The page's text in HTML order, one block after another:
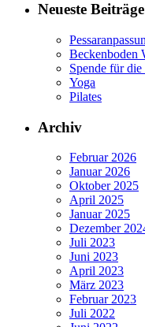
Neueste Beiträge
Beckenboden
Spende für
Yoga
Pilates
Archiv
Februar 2026
Januar 2026
Oktober 2025
April 2025
Januar 2025
Dezember
Juli 2023
Juni 2023
April 2023
März 2023
Februar 2023
Juli 2022